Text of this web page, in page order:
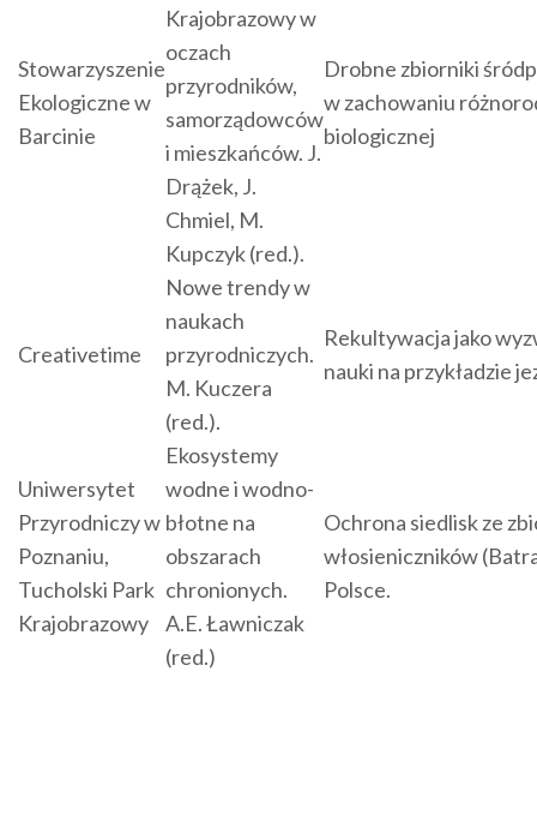
Stowarzyszenie
Ekologiczne w
Barcinie
Krajobrazowy w
oczach
przyrodników,
samorządowców
i mieszkańców. J.
Drążek, J.
Chmiel, M.
Kupczyk (red.).
Drobne zbiorniki
w zachowaniu
biologicznej
Creativetime
Nowe trendy w
naukach
przyrodniczych.
M. Kuczera
(red.).
Rekultywacja jako
nauki na przykładzie
Uniwersytet
Przyrodniczy w
Poznaniu,
Tucholski Park
Krajobrazowy
Ekosystemy
wodne i wodno-
błotne na
obszarach
chronionych.
A.E. Ławniczak
(red.)
Ochrona siedlisk ze
włosieniczników
Polsce.